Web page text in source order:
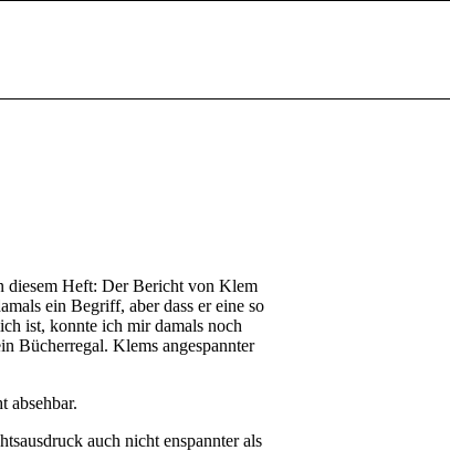
diesem Heft: Der Bericht von Klem
ein Begriff, aber dass er eine so
ist, konnte ich mir damals noch
Bücherregal. Klems angespannter
absehbar.
auch nicht enspannter als